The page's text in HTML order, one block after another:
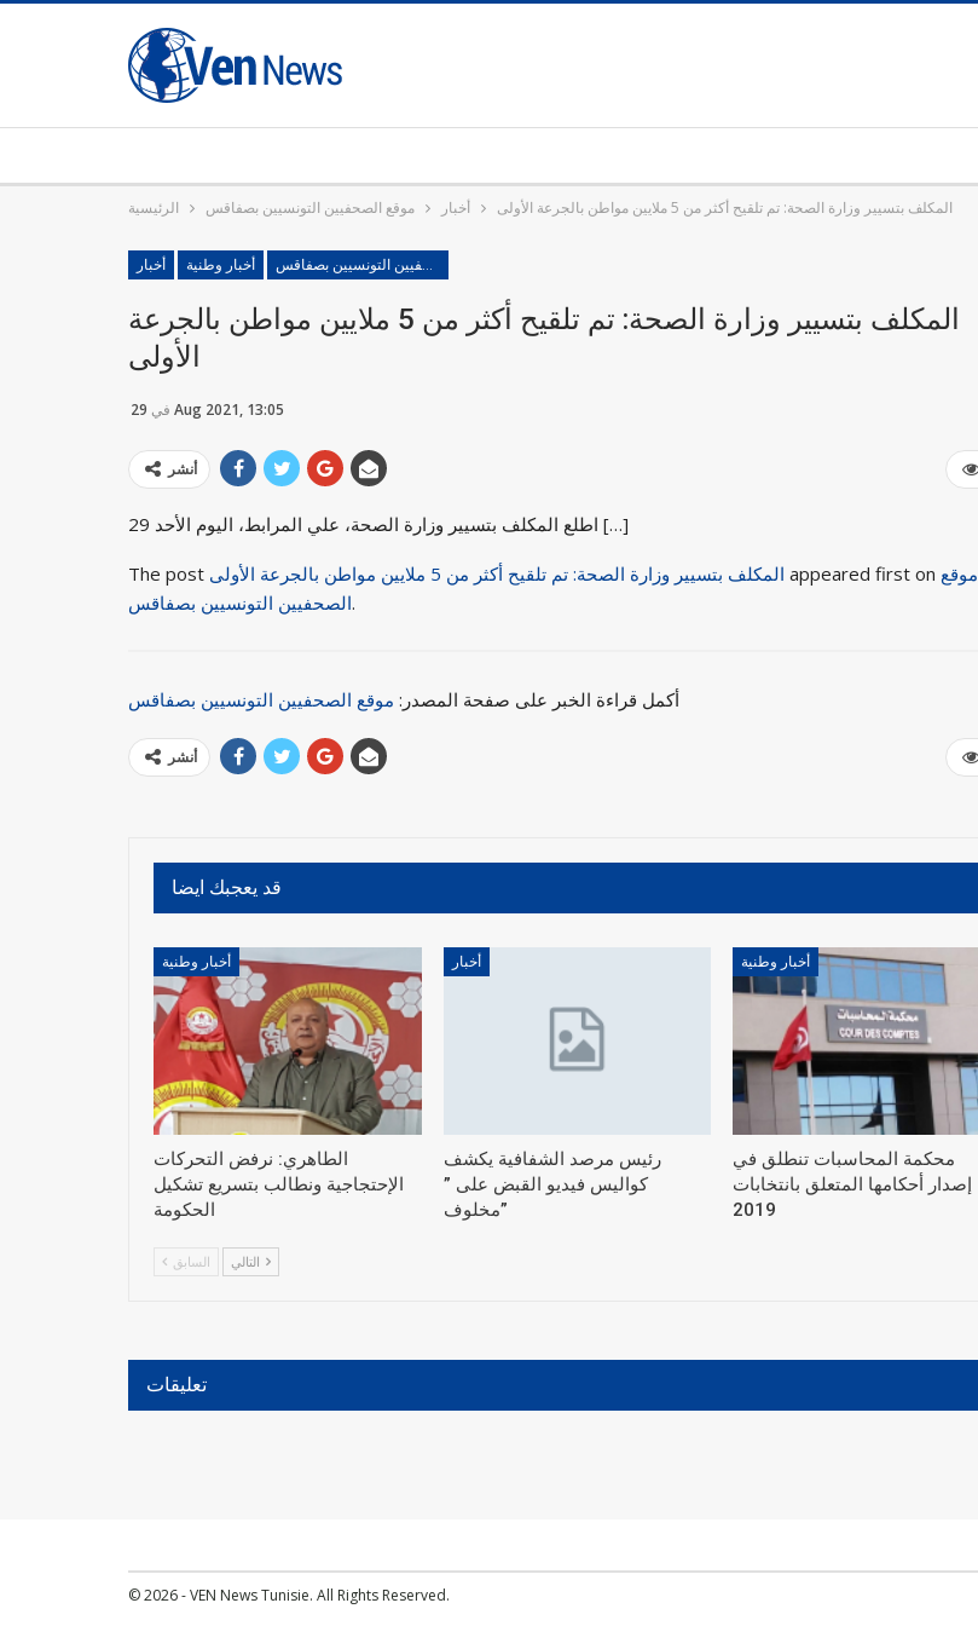
الرئيسية موقع الصحفيين التونسيين بصفاقس أخبار المكلف بتسيير وزارة الصحة: تم تلقيح أكثر من 5 ملايين مواطن بالجرعة الأولى
أخبار أخبار وطنية موقع الصحفيين التونسيين بصفاقس
المكلف بتسيير وزارة الصحة: تم تلقيح أكثر من 5 ملايين مواطن بالجرعة
الأولى
في 29 Aug 2021, 13:05
أنشر
اطلع المكلف بتسيير وزارة الصحة، علي المرابط، اليوم الأحد 29 […]
The post المكلف بتسيير وزارة الصحة: تم تلقيح أكثر من 5 ملايين مواطن بالجرعة الأولى appeared first on موقع
الصحفيين التونسيين بصفاقس.
أكمل قراءة الخبر على صفحة المصدر: موقع الصحفيين التونسيين بصفاقس
أنشر
قد يعجبك ايضا
أخبار وطنية
الطاهري: نرفض التحركات
الإحتجاجية ونطالب بتسريع تشكيل
أخبار
رئيس مرصد الشفافية يكشف
كواليس فيديو القبض على ”
مخلوف”
أخبار وطنية
محكمة المحاسبات تنطلق في
إصدار أحكامها المتعلق بانتخابات
2019
السابق
تعليقات
© 2026 - VEN News Tunisie. All Rights Reserved.